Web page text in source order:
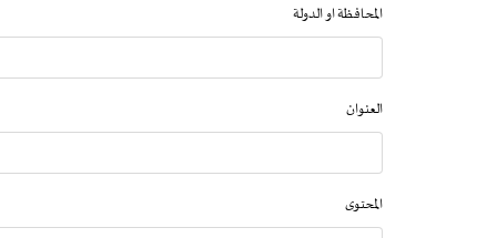
المحافظة او الدولة
العنوان
المحتوى